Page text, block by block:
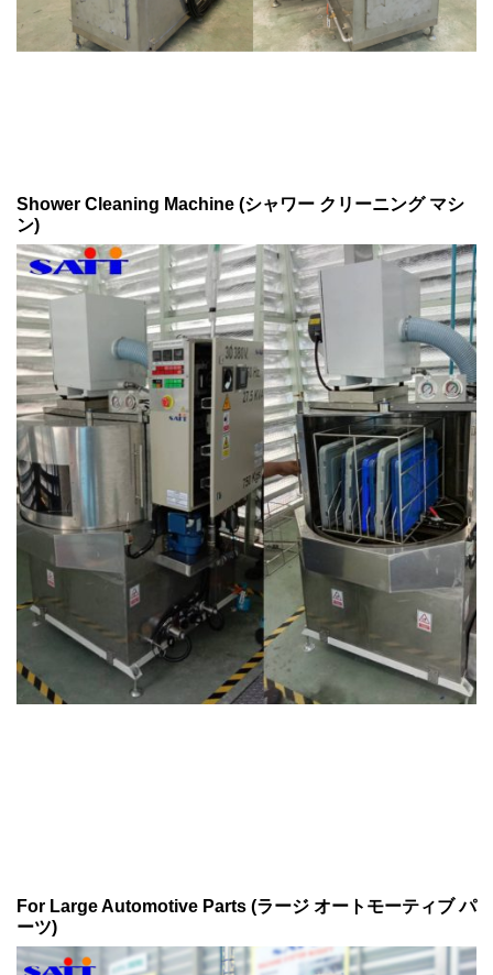
Shower Cleaning Machine (シャワー クリーニング マシ
ン)
For Large Automotive Parts (ラージ オートモーティブ パ
ーツ)